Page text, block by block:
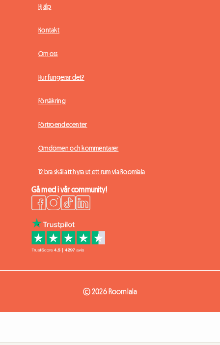
Hjälp
Kontakt
Om oss
Hur fungerar det?
Försäkring
Förtroendecenter
Omdömen och kommentarer
12 bra skäl att hyra ut ett rum via Roomlala
Gå med i vår community!
© 2026 Roomlala